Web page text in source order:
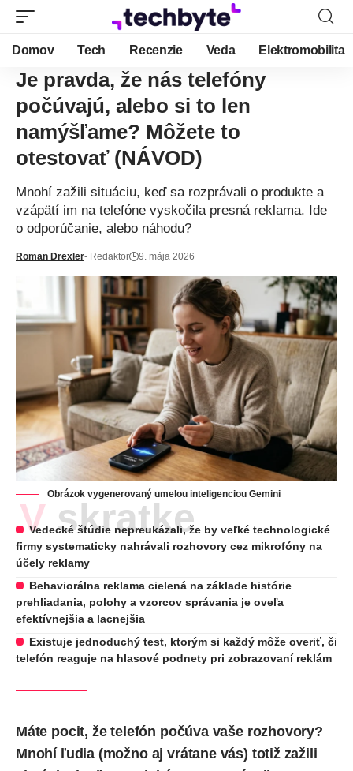
Domov Tech Recenzie Veda Elektromobilita
Je pravda, že nás telefóny
počúvajú, alebo si to len
namýšľame? Môžete to
otestovať (NÁVOD)
Mnohí zažili situáciu, keď sa rozprávali o produkte a
vzápätí im na telefóne vyskočila presná reklama. Ide
o odporúčanie, alebo náhodu?
Roman Drexler- Redaktor 9. mája 2026
Obrázok vygenerovaný umelou inteligenciou Gemini
V skratke
Vedecké štúdie nepreukázali, že by veľké technologické
firmy systematicky nahrávali rozhovory cez mikrofóny na
účely reklamy
Behaviorálna reklama cielená na základe histórie
prehliadania, polohy a vzorcov správania je oveľa
efektívnejšia a lacnejšia
Existuje jednoduchý test, ktorým si každý môže overiť, či
telefón reaguje na hlasové podnety pri zobrazovaní reklám
Máte pocit, že telefón počúva vaše rozhovory?
Mnohí ľudia (možno aj vrátane vás) totiž zažili